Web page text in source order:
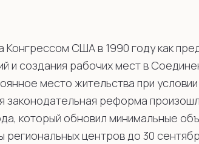
США в 1990 году как
и создания рабочих мест в
место жительства при
законодательная реформа
который обновил минимальные
центров до 30